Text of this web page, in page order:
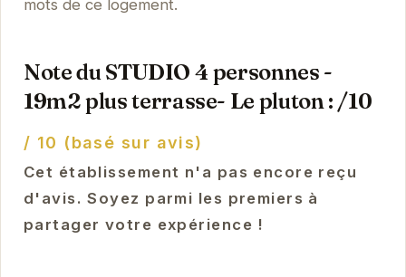
mots de ce logement.
Note du STUDIO 4 personnes -
19m2 plus terrasse- Le pluton : /10
/ 10 (basé sur avis)
Cet établissement n'a pas encore reçu
d'avis. Soyez parmi les premiers à
partager votre expérience !